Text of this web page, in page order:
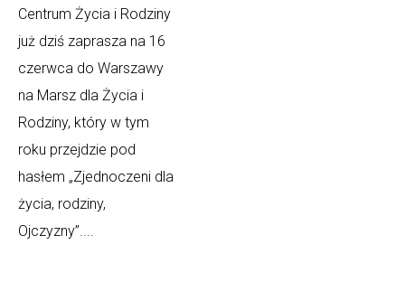
Centrum Życia i Rodziny
już dziś zaprasza na 16
czerwca do Warszawy
na Marsz dla Życia i
Rodziny, który w tym
roku przejdzie pod
hasłem „Zjednoczeni dla
życia, rodziny,
Ojczyzny”....